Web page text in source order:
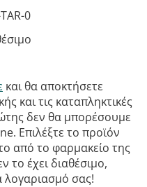
0
και θα αποκτήσετε
και τις καταπληκτικές
δεν θα μπορέσουμε
Επιλέξτε το προϊόν
από το φαρμακείο της
το έχει διαθέσιμο,
λογαριασμό σας!